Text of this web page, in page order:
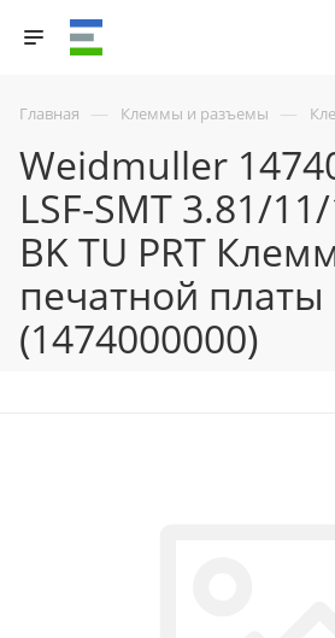
Главная — Клеммы и разъемы —
Weidmuller
LSF-SMT 3.81/
BK TU PRT
печатной платы
(1474000000)